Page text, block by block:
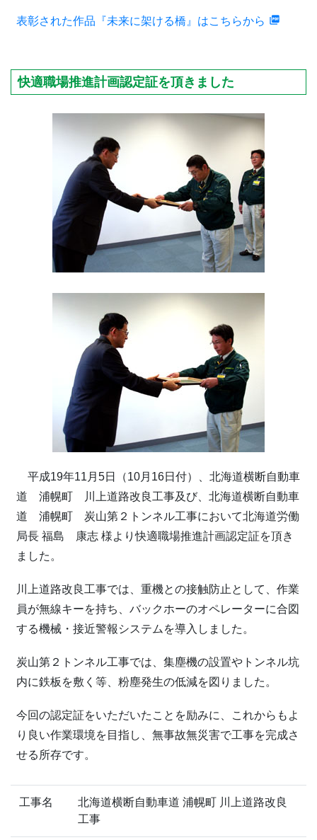
表彰された作品『未来に架ける橋』はこちらから
快適職場推進計画認定証を頂きました
平成19年11月5日（10月16日付）、北海道横断自動車
道 浦幌町 川上道路改良工事及び、北海道横断自動車
道 浦幌町 炭山第２トンネル工事において北海道労働
局長 福島 康志 様より快適職場推進計画認定証を頂き
ました。
川上道路改良工事では、重機との接触防止として、作業
員が無線キーを持ち、バックホーのオペレーターに合図
する機械・接近警報システムを導入しました。
炭山第２トンネル工事では、集塵機の設置やトンネル坑
内に鉄板を敷く等、粉塵発生の低減を図りました。
今回の認定証をいただいたことを励みに、これからもよ
り良い作業環境を目指し、無事故無災害で工事を完成さ
せる所存です。
工事名
北海道横断自動車道 浦幌町 川上道路改良
工事